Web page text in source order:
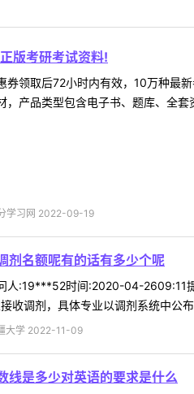
版考研考试资料!
券领取后72小时内有效，10万种最
，产品类型包含电子书、题库、全
学习网 2022-09-19
剂名额呢有的话有多少个呢
人:19***52时间:2020-04-2609:11
收调剂，具体专业以调剂系统中公
大学 2022-11-09
线是多少对英语的要求是什么